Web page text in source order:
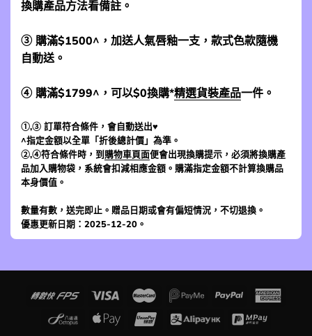
換購產品方法看備註。
③ 購滿$1500^，加送人氣唇釉一支，款式色款隨機
自動送。
④ 購滿$1799^，可以$0換購*精選貨裝產品一件。
①,③ 訂單符合條件，會自動送出♥
^指定金額以全單「折後總計價」為準。
②,④符合條件時，到 購物車頁面便會出現換購提示，必須將換購產
品加入購物袋，系統會扣減相應金額。購滿指定金額不計算換購品
本身價值。
數量有數，送完即止。贈品日期或會有偏短情況，不切退換。
優惠更新日期：2025-12-20。